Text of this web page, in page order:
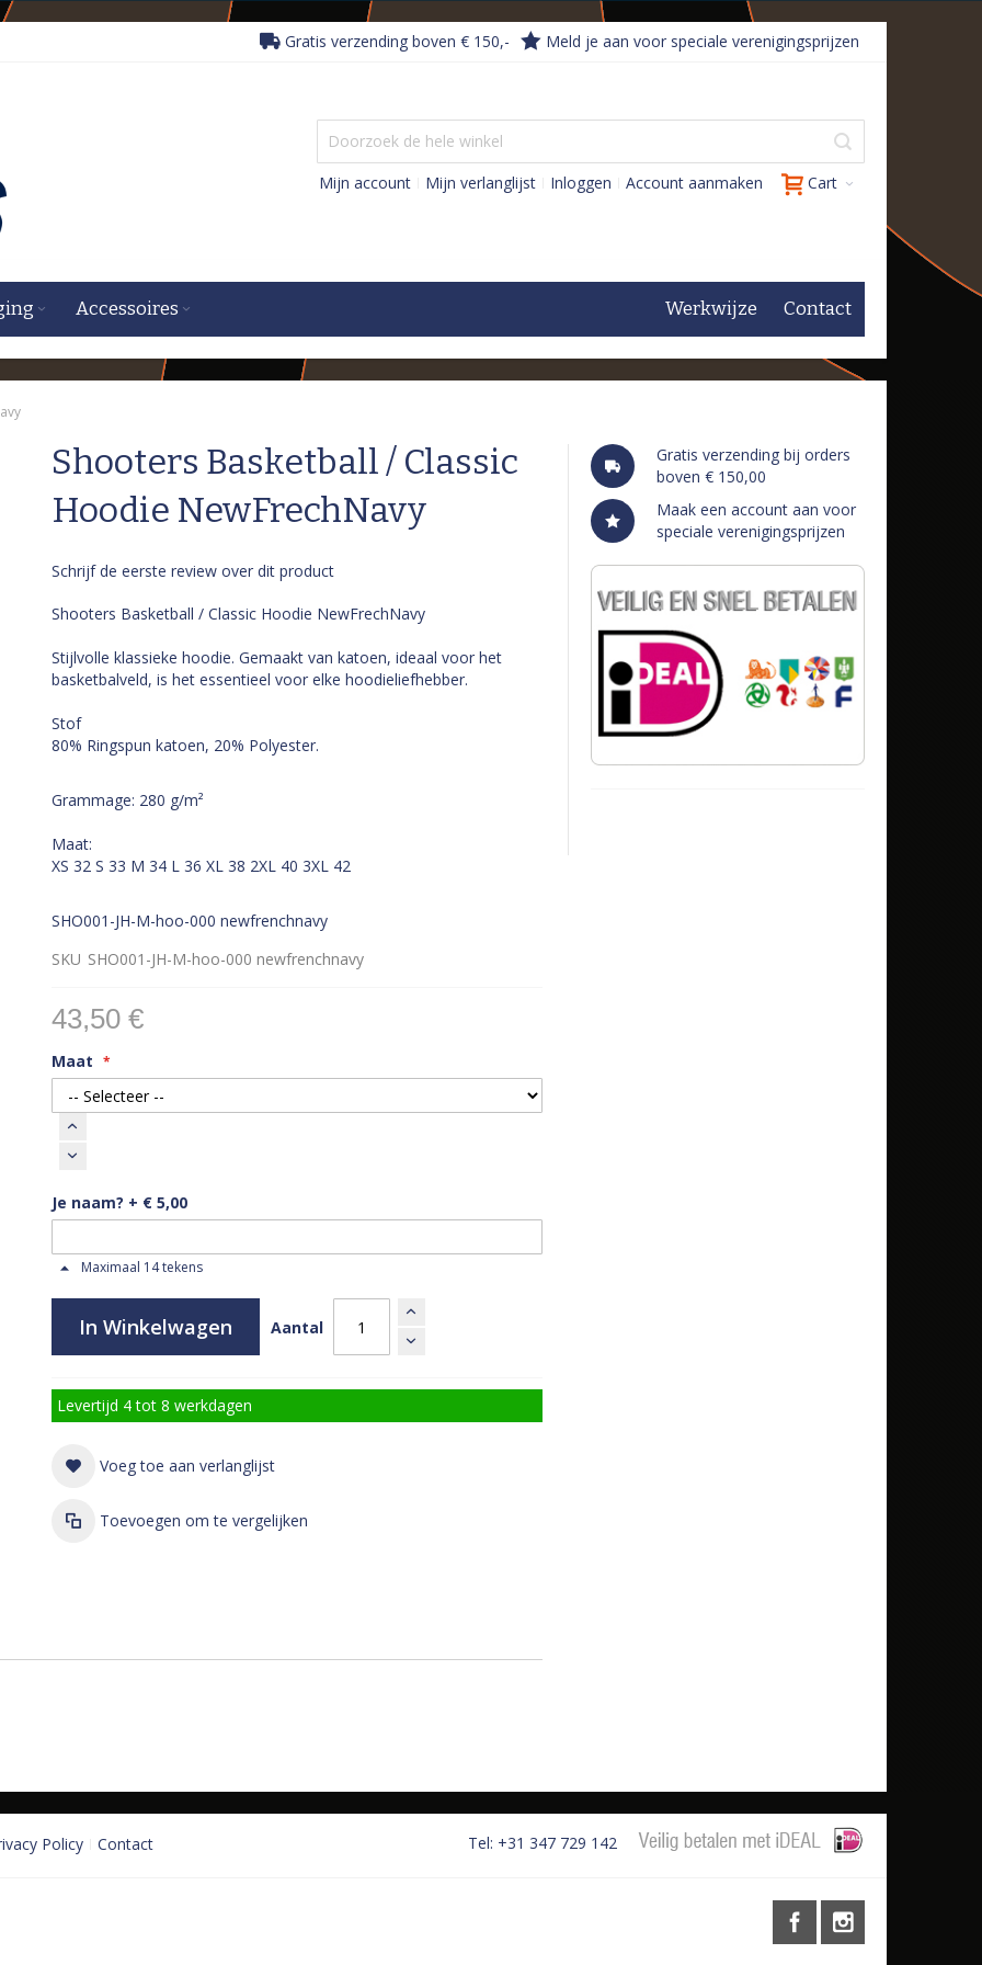
Gratis verzending boven € 150,- Meld je aan voor speciale verenigingsprijzen
Cart
Mijn account Mijn verlanglijst Inloggen Account aanmaken
Accessoires Contact
Werkwijze
Shooters Basketball / Classic
Hoodie NewFrechNavy
Schrijf de eerste review over dit product
Shooters Basketball / Classic Hoodie NewFrechNavy
Stijlvolle klassieke hoodie. Gemaakt van katoen, ideaal voor het
basketbalveld, is het essentieel voor elke hoodieliefhebber.
Stof
80% Ringspun katoen, 20% Polyester.
Grammage: 280 g/m²
Maat:
XS 32 S 33 M 34 L 36 XL 38 2XL 40 3XL 42
SHO001-JH-M-hoo-000 newfrenchnavy
SKU SHO001-JH-M-hoo-000 newfrenchnavy
43,50 €
Maat
Je naam? + € 5,00
Maximaal 14 tekens
Aantal
In Winkelwagen
Levertijd 4 tot 8 werkdagen
Voeg toe aan verlanglijst
Toevoegen om te vergelijken
Gratis verzending bij orders
boven € 150,00
Maak een account aan voor
speciale verenigingsprijzen
Policy Contact Tel: +31 347 729 142